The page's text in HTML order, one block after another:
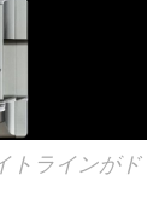
トラインがド